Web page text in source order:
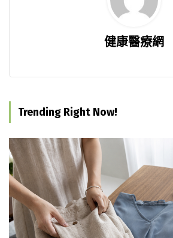
健康醫療網
Trending Right Now!